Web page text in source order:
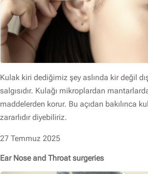
Kulak kiri dediğimiz şey aslında kir değil
salgısıdır. Kulağı mikroplardan
maddelerden korur. Bu açıdan bakılınca
zararlıdır diyebiliriz.
27 Temmuz 2025
Ear Nose and Throat surgeries